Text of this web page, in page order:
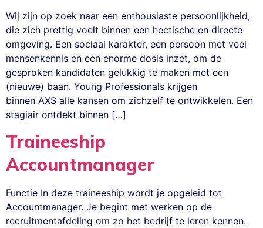
Wij zijn op zoek naar een enthousiaste persoonlijkheid,
die zich prettig voelt binnen een hectische en directe
omgeving. Een sociaal karakter, een persoon met veel
mensenkennis en een enorme dosis inzet, om de
gesproken kandidaten gelukkig te maken met een
(nieuwe) baan. Young Professionals krijgen
binnen AXS alle kansen om zichzelf te ontwikkelen. Een
stagiair ontdekt binnen […]
Traineeship
Accountmanager
Functie In deze traineeship wordt je opgeleid tot
Accountmanager. Je begint met werken op de
recruitmentafdeling om zo het bedrijf te leren kennen.